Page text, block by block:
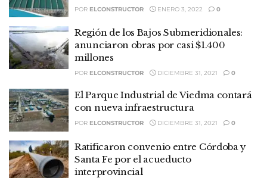
POR ELCONSTRUCTOR ENERO 3, 2022 0
Región de los Bajos Submeridionales:
anunciaron obras por casi $1.400
millones
POR ELCONSTRUCTOR DICIEMBRE 31, 2021 0
El Parque Industrial de Viedma contará
con nueva infraestructura
POR ELCONSTRUCTOR DICIEMBRE 31, 2021 0
Ratificaron convenio entre Córdoba y
Santa Fe por el acueducto
interprovincial